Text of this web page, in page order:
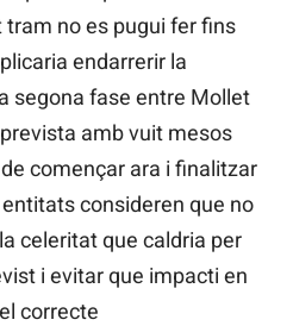
tram no es pugui fer fins
endarrerir la
segona fase entre Mollet
amb vuit mesos
començar ara i finalitzar
consideren que no
celeritat que caldria per
i evitar que impacti en
correcte